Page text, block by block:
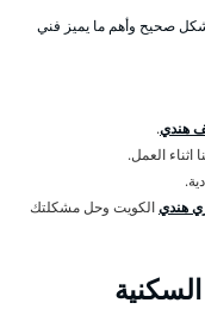
بشكل صحيح وأهم ما يميز فني
هندي.
اثناء العمل.
هنديالكويت وحل مشكلتك